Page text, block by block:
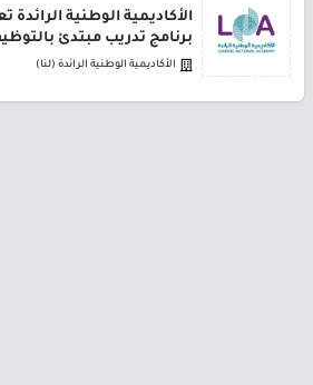
الأكاديمية الوطنية الرائدة
برنامج تدريب مبتدئ
الأكاديمية الوطنية الرائدة (لنا)